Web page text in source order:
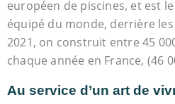
européen de piscines, et est
équipé du monde, derrière
2021, on construit entre 45
chaque année en France, (46
Au service d’un art de